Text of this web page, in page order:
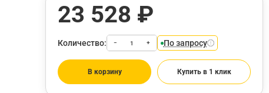
23 528 ₽
Количество: − + По запросу
В корзину Купить в 1 клик